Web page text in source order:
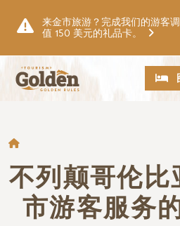
来金市旅游？完成我们的游客
值 150 美元的礼品卡。
面包屑
不列颠哥伦
市游客服务